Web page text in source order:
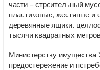
части – строительный
пластиковые, жестяные и
деревянные ящики,
тысячи квадратных
Министерству имущества
предостережение и